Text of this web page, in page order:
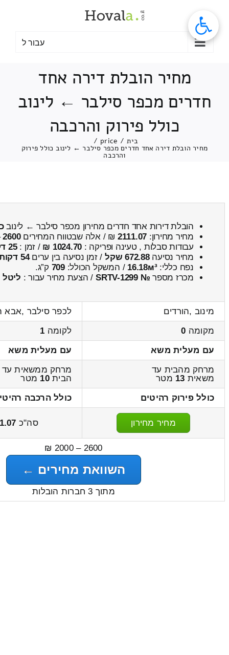
עבור ל
מחיר הובלת דירה אחד
חדרים מכפר סילבר ← לינוב
כולל פירוק והרכבה
בית /
price
/
מחיר הובלת דירה אחד חדרים מכפר סילבר ← לינוב כולל פירוק
והרכבה
הובלת דירות אחד חדרים מחירון מכפר סילבר ← לינוב
מחיר מחירון: 2111.07 ₪ / אלה שבטווח המחירים2600
עבודות סבלות , טעינה ופריקה : 1024.70 ₪ / זמן :25 דקות 45 שניות
מחיר נסיעה672.88 שקל / זמן נסיעה בין ערים54 דקות
נפח כללי:16.18м³ / המשקל הכולל:709 ק”ג.
מכרז מספר № SRTV-1299 / הצעת מחיר עבור : ליטל
מינוב ,הורדים
לכפר סילבר ,אבא
מקומה 0 לקומה 1
עם מעלית משא
עם מעלית משא
מרחק מהבית עד
משאית 13 מטר
מרחק ממשאית עד
הבית10 מטר
כולל פירוק רהיטים
כולל הרכבה
מחיר מחירון סה"כ
2600 – 2000 ₪
השוואת מחירים ←
מתוך 3 חברות הובלות